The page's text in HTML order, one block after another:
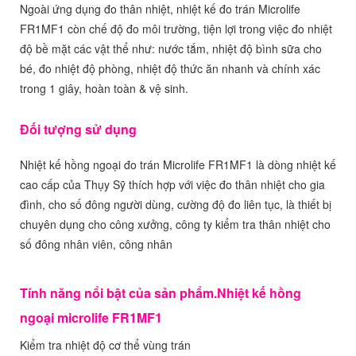
Ngoài ứng dụng đo thân nhiệt, nhiệt kế đo trán Microlife
FR1MF1 còn chế độ đo môi trường, tiện lợi trong việc đo nhiệt
độ bề mặt các vật thể như: nước tắm, nhiệt độ bình sữa cho
bé, đo nhiệt độ phòng, nhiệt độ thức ăn nhanh và chính xác
trong 1 giây, hoàn toàn & vệ sinh.
Đối tượng sử dụng
Nhiệt kế hồng ngoại đo trán Microlife FR1MF1 là dòng nhiệt kế
cao cấp của Thụy Sỹ thích hợp với việc đo thân nhiệt cho gia
đình, cho số đông người dùng, cường độ đo liên tục, là thiết bị
chuyên dụng cho công xưởng, công ty kiểm tra thân nhiệt cho
số đông nhân viên, công nhân
Tính năng nổi bật của sản phẩm.Nhiệt kế hồng
ngoại microlife FR1MF1
Kiểm tra nhiệt độ cơ thể vùng trán